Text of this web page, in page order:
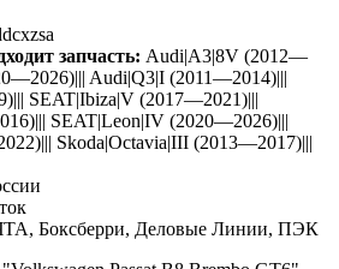
запчасть: Audi|A3|8V (2012—
Audi|Q3|I (2011—2014)|||
SEAT|Ibiza|V (2017—2021)|||
SEAT|Leon|IV (2020—2026)|||
Skoda|Octavia|III (2013—2017)|||
Боксберри, Деловые Линии, ПЭК